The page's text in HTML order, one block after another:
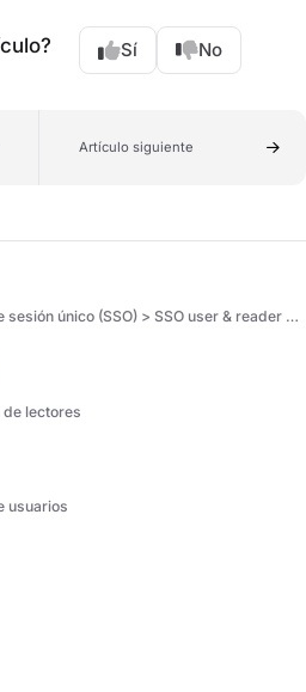
Sí No
Artículo siguiente
único (SSO) > SSO user & reader management
de lectores
usuarios